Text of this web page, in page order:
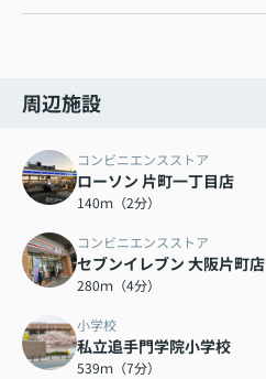
周辺施設
コンビニエンスストア
ローソン 片町一丁目店
140ｍ（2分）
コンビニエンスストア
セブンイレブン 大阪片町店
280ｍ（4分）
小学校
私立追手門学院小学校
539ｍ（7分）